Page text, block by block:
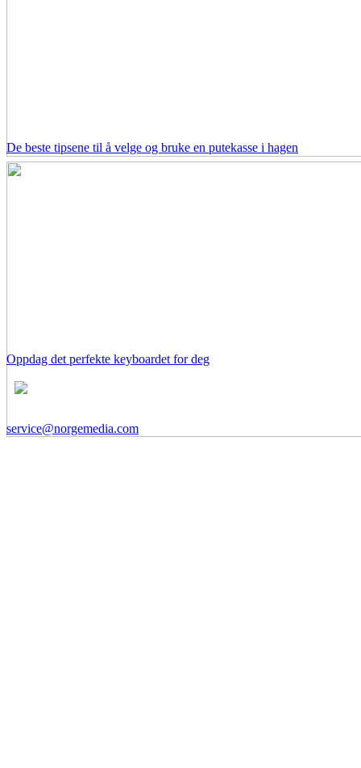
De beste tipsene til å velge og bruke en putekasse i hagen
Oppdag det perfekte keyboardet for deg
service@norgemedia.com